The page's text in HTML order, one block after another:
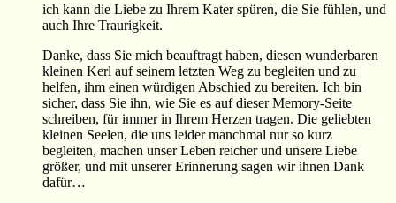
ich kann die Liebe zu Ihrem Kater spüren, die Sie fühlen, und
auch Ihre Traurigkeit.
Danke, dass Sie mich beauftragt haben, diesen wunderbaren
kleinen Kerl auf seinem letzten Weg zu begleiten und zu
helfen, ihm einen würdigen Abschied zu bereiten. Ich bin
sicher, dass Sie ihn, wie Sie es auf dieser Memory-Seite
schreiben, für immer in Ihrem Herzen tragen. Die geliebten
kleinen Seelen, die uns leider manchmal nur so kurz
begleiten, machen unser Leben reicher und unsere Liebe
größer, und mit unserer Erinnerung sagen wir ihnen Dank
dafür…